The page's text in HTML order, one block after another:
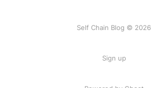
Self Chain Blog © 2026
Sign up